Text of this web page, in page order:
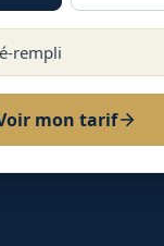
rempli
mon tarif